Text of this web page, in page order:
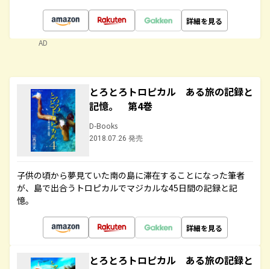
詳細を見る
AD
とろとろトロピカル ある旅の記録と
記憶。 第4巻
D-Books
2018.07.26 発売
子供の頃から夢見ていた南の島に滞在することになった筆者
が、島で出合うトロピカルでマジカルな45日間の記録と記
憶。
詳細を見る
とろとろトロピカル ある旅の記録と